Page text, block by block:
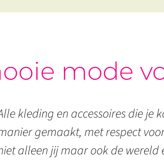
mode
kleding en accessoires die je
gemaakt, met respect
alleen jij maar ook de wereld